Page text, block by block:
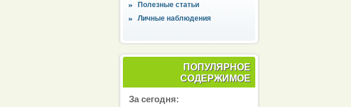
Полезные статьи
Личные наблюдения
ПОПУЛЯРНОЕ
СОДЕРЖИМОЕ
За сегодня: